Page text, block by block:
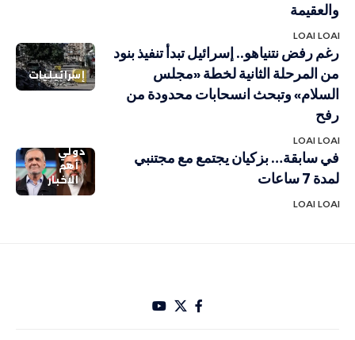
والعقيمة
LOAI LOAI
إسرائيليات
رغم رفض نتنياهو.. إسرائيل تبدأ تنفيذ بنود
من المرحلة الثانية لخطة «مجلس
السلام» وتبحث انسحابات محدودة من
رفح
LOAI LOAI
دولي
أهم
الاخبار
في سابقة… بزكيان يجتمع مع مجتنبي
لمدة 7 ساعات
LOAI LOAI